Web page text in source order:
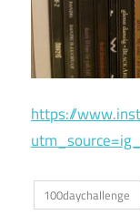
https://
100daychallenge